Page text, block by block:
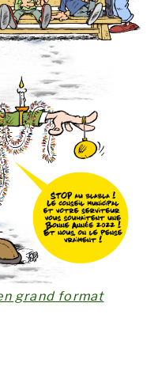
grand format